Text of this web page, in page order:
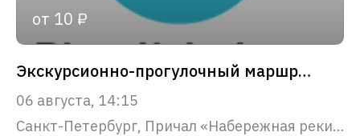
от 10 ₽
Экскурсионно-прогулочный маршрут "Парадный Петербург"
06 августа, 14:15
Санкт-Петербург, Причал «Набережная реки Фонтанки, 53»